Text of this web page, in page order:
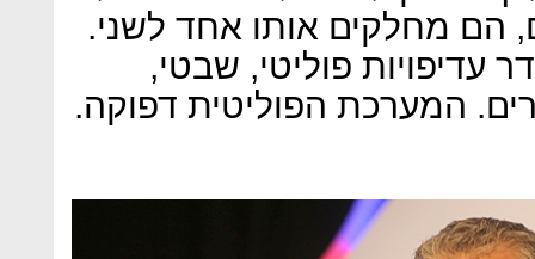
הם מחלקים אותו אחד לשני.
עדיפויות פוליטי, שבטי,
המערכת הפוליטית דפוקה.